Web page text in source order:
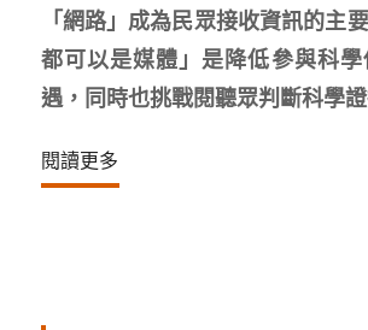
「網路」成為民眾接收資訊的主
都可以是媒體」是降低參與科
遇，同時也挑戰閱聽眾判斷科學
閱讀更多